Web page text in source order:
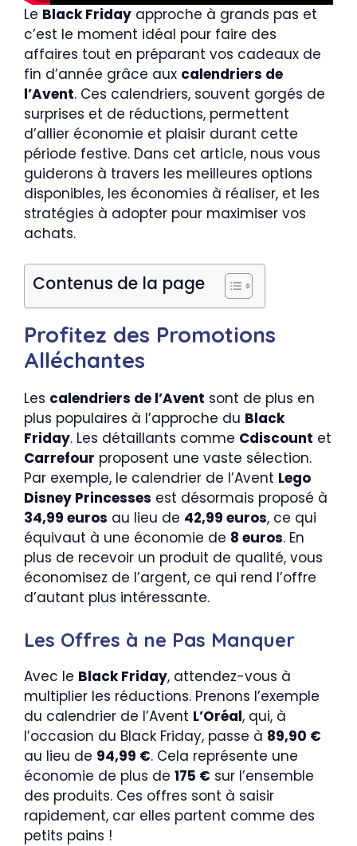
Le Black Friday approche à grands pas et
c’est le moment idéal pour faire des
affaires tout en préparant vos cadeaux de
fin d’année grâce aux calendriers de
l’Avent. Ces calendriers, souvent gorgés de
surprises et de réductions, permettent
d’allier économie et plaisir durant cette
période festive. Dans cet article, nous vous
guiderons à travers les meilleures options
disponibles, les économies à réaliser, et les
stratégies à adopter pour maximiser vos
achats.
Contenus de la page
Profitez des Promotions
Alléchantes
Les calendriers de l’Avent sont de plus en
plus populaires à l’approche du Black
Friday. Les détaillants comme Cdiscount et
Carrefour proposent une vaste sélection.
Par exemple, le calendrier de l’Avent Lego
Disney Princesses est désormais proposé à
34,99 euros au lieu de 42,99 euros, ce qui
équivaut à une économie de 8 euros. En
plus de recevoir un produit de qualité, vous
économisez de l’argent, ce qui rend l’offre
d’autant plus intéressante.
Les Offres à ne Pas Manquer
Avec le Black Friday, attendez-vous à
multiplier les réductions. Prenons l’exemple
du calendrier de l’Avent L’Oréal, qui, à
l’occasion du Black Friday, passe à 89,90 €
au lieu de 94,99 €. Cela représente une
économie de plus de 175 € sur l’ensemble
des produits. Ces offres sont à saisir
rapidement, car elles partent comme des
petits pains !